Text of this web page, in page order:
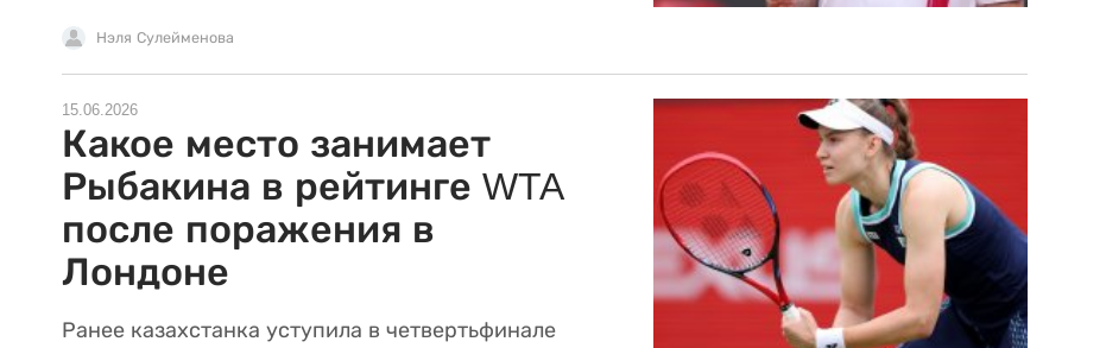
Нэля Сулейменова
15.06.2026
Какое место занимает
Рыбакина в рейтинге WTA
после поражения в
Лондоне
Ранее казахстанка уступила в четвертьфинале